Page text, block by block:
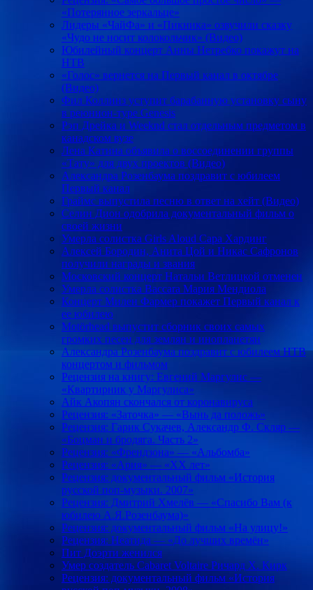
«Потерянное зеркальце»
Лидеры «ЧайФа» и «Пикника» озвучили сказку
«Чудо не носит колокольчик» (Видео)
Юбилейный концерт Анны Нетребко покажут на
НТВ
«Голос» вернется на Первый канал в октябре
(Видео)
Фил Коллинз уступит барабанную установку сыну
в реюнион-туре Genesis
Рэп Дрейка и Weeknd стал отдельным предметом в
канадском вузе
Лена Катина объявила о воссоединении группы
«Тату» для двух проектов (Видео)
Александра Розенбаума поздравит с юбилеем
Первый канал
Граймс выпустила песню в ответ на хейт (Видео)
Селин Дион одобрила документальный фильм о
своей жизни
Умерла солистка Girls Aloud Сара Хардинг
Алексей Бородин, Анита Цой и Никас Сафронов
получили награды и звания
Московский концерт Натальи Ветлицкой отменен
Умерла солистка Baccara Мария Мендиола
Концерт Милен Фармер покажет Первый канал к
ее юбилею
Motörhead выпустит сборник своих самых
громких песен для землян и инопланетян
Александра Розенбаума поздравит с юбилеем НТВ
концертом и фильмом
Рецензия на книгу: Евгений Маргулис —
«Квартирник у Маргулиса»
Айк Акопян скончался от коронавируса
Рецензия: «Заточка» — «Вынь да положь»
Рецензия: Гарик Сукачев, Александр Ф. Скляр —
«Боцман и бродяга. Часть 2»
Рецензия: «Френдзона» — «Альбомба»
Рецензия: «Ария» — «ХХ лет»
Рецензия: документальный фильм «История
русской поп-музыки. 2007»
Рецензия: Дмитрий Хмелёв — «Спасибо Вам (к
юбилею А.Я.Розенбаума)»
Рецензия: документальный фильм «На улицу!»
Рецензия: Неатида — «До лучших времён»
Пит Доэрти женился
Умер создатель Cabaret Voltaire Ричард Х. Кирк
Рецензия: документальный фильм «История